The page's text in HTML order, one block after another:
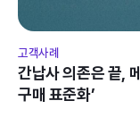
고객사례
간납사 의존은 끝,
구매 표준화’